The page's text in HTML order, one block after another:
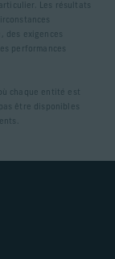
Les résultats
des exigences
performances
chaque entité est
être disponibles